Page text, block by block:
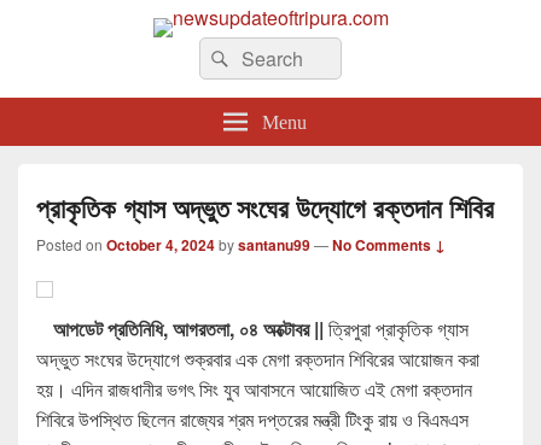
newsupdateoftripura.com
The one & only exceptional Bengali Version online news & infotainment portal
in Tripura.
Search
for:
Search
Menu
প্রাকৃতিক গ্যাস অদ্ভুত সংঘের উদ্যোগে রক্তদান শিবির
Posted on October 4, 2024bysantanu99—No Comments ↓
আপডেট প্রতিনিধি, আগরতলা, ০৪ অক্টোবর || ত্রিপুরা প্রাকৃতিক গ্যাস
অদ্ভুত সংঘের উদ্যোগে শুক্রবার এক মেগা রক্তদান শিবিরের আয়োজন করা
হয়। এদিন রাজধানীর ভগৎ সিং যুব আবাসনে আয়োজিত এই মেগা রক্তদান
শিবিরে উপস্থিত ছিলেন রাজ্যের শ্রম দপ্তরের মন্ত্রী টিংকু রায় ও বিএমএস